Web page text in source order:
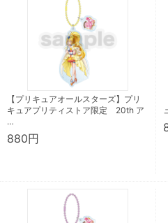
【プリキュアオールスターズ】プリ
キュアプリティストア限定 20th ア
…
880円